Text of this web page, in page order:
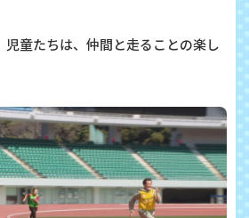
童たちは、仲間と走ることの楽し